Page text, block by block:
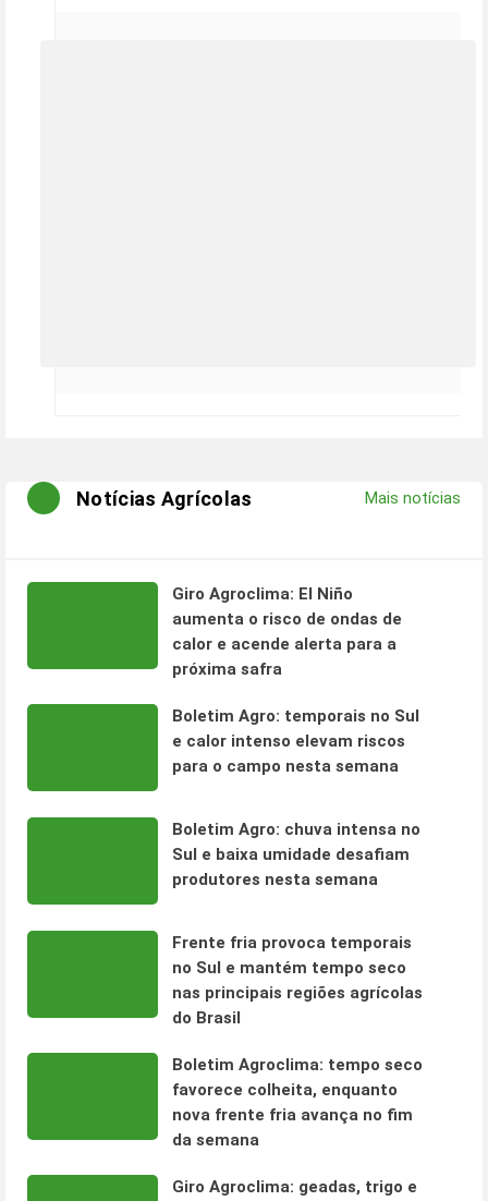
Notícias Agrícolas Mais notícias
Giro Agroclima: El Niño
aumenta o risco de ondas de
calor e acende alerta para a
próxima safra
Boletim Agro: temporais no Sul
e calor intenso elevam riscos
para o campo nesta semana
Boletim Agro: chuva intensa no
Sul e baixa umidade desafiam
produtores nesta semana
Frente fria provoca temporais
no Sul e mantém tempo seco
nas principais regiões agrícolas
do Brasil
Boletim Agroclima: tempo seco
favorece colheita, enquanto
nova frente fria avança no fim
da semana
Giro Agroclima: geadas, trigo e